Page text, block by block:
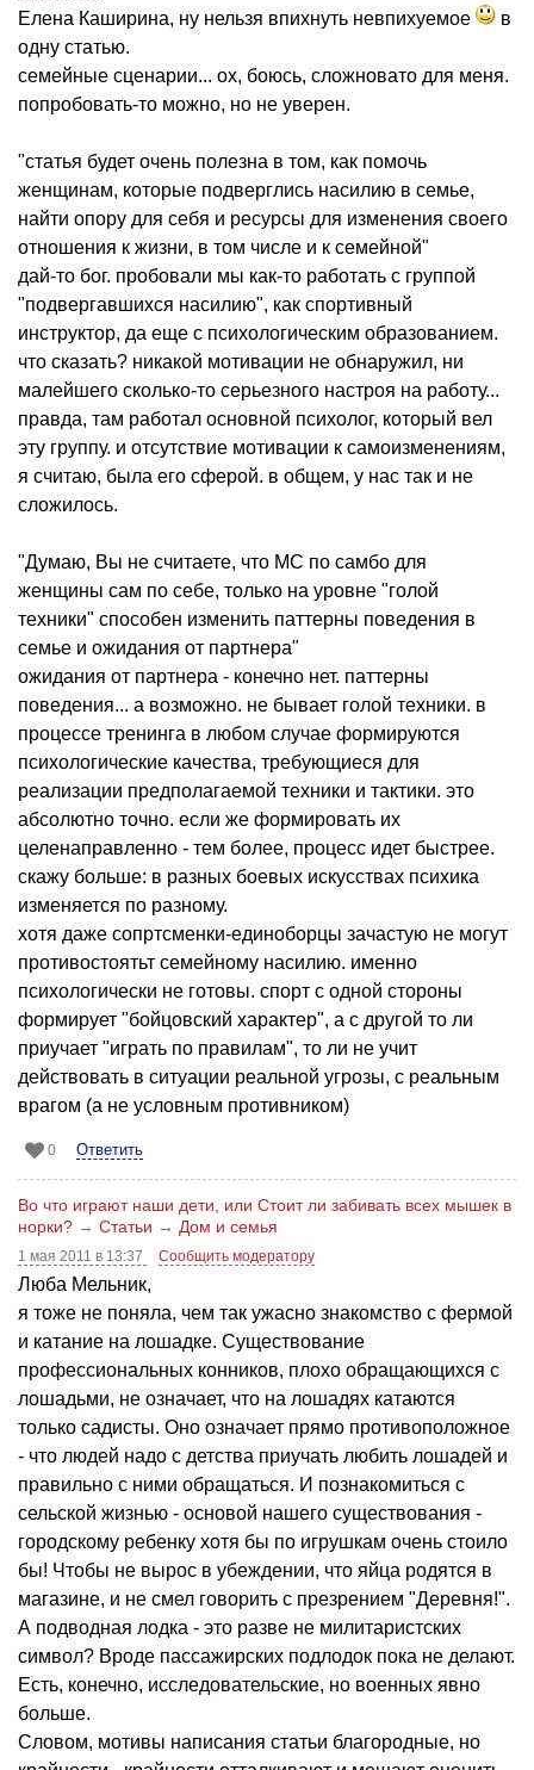
Елена Каширина, ну нельзя впихнуть невпихуемое
в
одну статью.
семейные сценарии... ох, боюсь, сложновато для меня.
попробовать-то можно, но не уверен.
"статья будет очень полезна в том, как помочь
женщинам, которые подверглись насилию в семье,
найти опору для себя и ресурсы для изменения своего
отношения к жизни, в том числе и к семейной"
дай-то бог. пробовали мы как-то работать с группой
"подвергавшихся насилию", как спортивный
инструктор, да еще с психологическим образованием.
что сказать? никакой мотивации не обнаружил, ни
малейшего сколько-то серьезного настроя на работу...
правда, там работал основной психолог, который вел
эту группу. и отсутствие мотивации к самоизменениям,
я считаю, была его сферой. в общем, у нас так и не
сложилось.
"Думаю, Вы не считаете, что МС по самбо для
женщины сам по себе, только на уровне "голой
техники" способен изменить паттерны поведения в
семье и ожидания от партнера"
ожидания от партнера - конечно нет. паттерны
поведения... а возможно. не бывает голой техники. в
процессе тренинга в любом случае формируются
психологические качества, требующиеся для
реализации предполагаемой техники и тактики. это
абсолютно точно. если же формировать их
целенаправленно - тем более, процесс идет быстрее.
скажу больше: в разных боевых искусствах психика
изменяется по разному.
хотя даже сопртсменки-единоборцы зачастую не могут
противостоятьт семейному насилию. именно
психологически не готовы. спорт с одной стороны
формирует "бойцовский характер", а с другой то ли
приучает "играть по правилам", то ли не учит
действовать в ситуации реальной угрозы, с реальным
врагом (а не условным противником)
0 Ответить
Во что играют наши дети, или Стоит ли забивать всех мышек в
норки? → Статьи → Дом и семья
1 мая 2011 в 13:37 Сообщить модератору
Люба Мельник,
я тоже не поняла, чем так ужасно знакомство с фермой
и катание на лошадке. Существование
профессиональных конников, плохо обращающихся с
лошадьми, не означает, что на лошадях катаются
только садисты. Оно означает прямо противоположное
- что людей надо с детства приучать любить лошадей и
правильно с ними обращаться. И познакомиться с
сельской жизнью - основой нашего существования -
городскому ребенку хотя бы по игрушкам очень стоило
бы! Чтобы не вырос в убеждении, что яйца родятся в
магазине, и не смел говорить с презрением "Деревня!".
А подводная лодка - это разве не милитаристских
символ? Вроде пассажирских подлодок пока не делают.
Есть, конечно, исследовательские, но военных явно
больше.
Словом, мотивы написания статьи благородные, но